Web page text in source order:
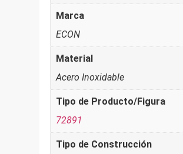
Marca
ECON
Material
Acero Inoxidable
Tipo de Producto/Figura
72891
Tipo de Construcción